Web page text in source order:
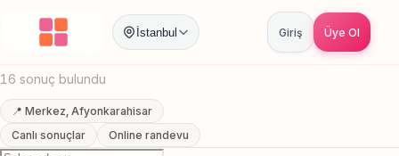
İstanbul Giriş Üye Ol
Anasayfa / Afyonkarahisar Merkez Manikur Pedikur
Merkez, Afyonkarahisar Manikur Pedikur
16 sonuç bulundu
📍 Merkez, Afyonkarahisar
Canlı sonuçlar
Online randevu